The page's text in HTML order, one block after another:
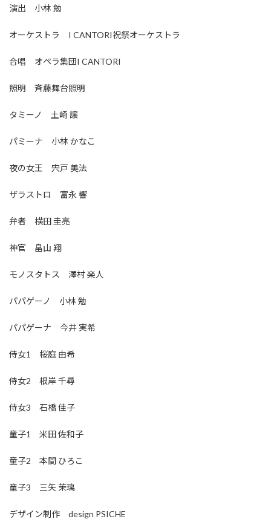
演出 小林 勉
オーケストラ I CANTORI祝祭オーケストラ
合唱 オペラ集団I CANTORI
照明 斉藤舞台照明
タミーノ 土崎 譲
パミーナ 小林 かなこ
夜の女王 宍戸 美法
ザラストロ 富永 響
弁者 横田 圭亮
神官 畠山 翔
モノスタトス 澤村 楽人
パパゲーノ 小林 勉
パパゲーナ 今井 実希
侍女1 桜庭 由希
侍女2 根岸 千尋
侍女3 石橋 佳子
童子1 米田 佐和子
童子2 本間 ひろこ
童子3 三矢 茉璃
デザイン制作 design PSICHE